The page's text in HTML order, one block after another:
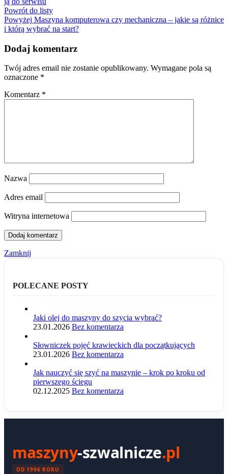
Powrót do listy
Powyżej Maszyna komputerowa czy mechaniczna – jakie są różnice
i którą wybrać na start?
Dodaj komentarz
Twój adres email nie zostanie opublikowany. Wymagane pola są
oznaczone *
Komentarz *
Nazwa
Adres email
Witryna internetowa
Zamknij
POLECANE POSTY
Jaki olej do maszyny do szycia wybrać?
23.01.2026 Bez komentarza
Słowniczek pojęć krawieckich dla początkujących
23.01.2026 Bez komentarza
Jak nauczyć się szyć na maszynie – krok po kroku od
pierwszego ściegu
02.12.2025 Bez komentarza
maszyny-szwalnicze.pl
OD 1996 ROKU